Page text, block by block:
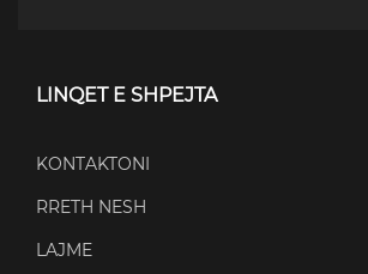
LINQET E SHPEJTA
KONTAKTONI
RRETH NESH
LAJME